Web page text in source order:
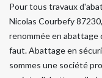
Pour tous travaux
Nicolas Courbefy
renommée en abattage
faut. Abattage en
sommes une société